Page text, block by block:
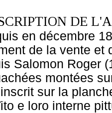
DE
en décembre
de la vente et
Salomon Roger
montées
sur la
e loro interne